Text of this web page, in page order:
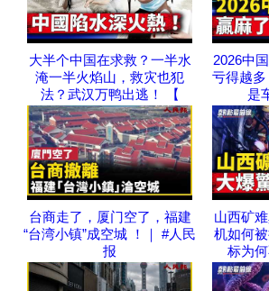
大半个中国在求救？一半水
淹一半火焰山，救灾也犯
法？武汉万鸭出逃！ 【
2026中
亏得越
是
台商走了，厦门空了，福建
“台湾小镇”成空城 ！｜ #人民
报
山西矿
机如何
标为